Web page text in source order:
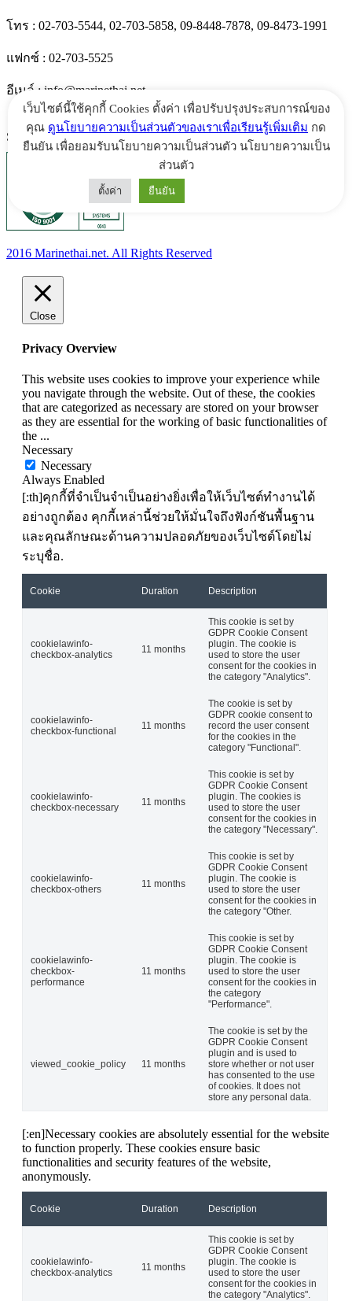
โทร : 02-703-5544, 02-703-5858, 09-8448-7878, 09-8473-1991
แฟกซ์ : 02-703-5525
อีเมล์ : info@marinethai.net
Social :
2016 Marinethai.net. All Rights Reserved
เว็บไซต์นี้ใช้คุกกี้ Cookies ตั้งค่า เพื่อปรับปรุงประสบการณ์ของ
คุณ ดูนโยบายความเป็นส่วนตัวของเราเพื่อเรียนรู้เพิ่มเติม กด
ยืนยัน เพื่อยอมรับนโยบายความเป็นส่วนตัว นโยบายความเป็น
ส่วนตัว
ตั้งค่า ยืนยัน
Close
Privacy Overview
This website uses cookies to improve your experience while
you navigate through the website. Out of these, the cookies
that are categorized as necessary are stored on your browser
as they are essential for the working of basic functionalities of
the ...
Necessary
Necessary
Always Enabled
[:th]คุกกี้ที่จำเป็นจำเป็นอย่างยิ่งเพื่อให้เว็บไซต์ทำงานได้
อย่างถูกต้อง คุกกี้เหล่านี้ช่วยให้มั่นใจถึงฟังก์ชันพื้นฐาน
และคุณลักษณะด้านความปลอดภัยของเว็บไซต์โดยไม่
ระบุชื่อ.
Cookie Duration Description
cookielawinfo-
checkbox-analytics
11 months
This cookie is set by
GDPR Cookie Consent
plugin. The cookie is
used to store the user
consent for the cookies in
the category "Analytics".
cookielawinfo-
checkbox-functional
11 months
The cookie is set by
GDPR cookie consent to
record the user consent
for the cookies in the
category "Functional".
cookielawinfo-
checkbox-necessary
11 months
This cookie is set by
GDPR Cookie Consent
plugin. The cookies is
used to store the user
consent for the cookies in
the category "Necessary".
cookielawinfo-
checkbox-others
11 months
This cookie is set by
GDPR Cookie Consent
plugin. The cookie is
used to store the user
consent for the cookies in
the category "Other.
cookielawinfo-
checkbox-
performance
11 months
This cookie is set by
GDPR Cookie Consent
plugin. The cookie is
used to store the user
consent for the cookies in
the category
"Performance".
viewed_cookie_policy 11 months
The cookie is set by the
GDPR Cookie Consent
plugin and is used to
store whether or not user
has consented to the use
of cookies. It does not
store any personal data.
[:en]Necessary cookies are absolutely essential for the website
to function properly. These cookies ensure basic
functionalities and security features of the website,
anonymously.
Cookie Duration Description
cookielawinfo-
checkbox-analytics
11 months
This cookie is set by
GDPR Cookie Consent
plugin. The cookie is
used to store the user
consent for the cookies in
the category "Analytics".